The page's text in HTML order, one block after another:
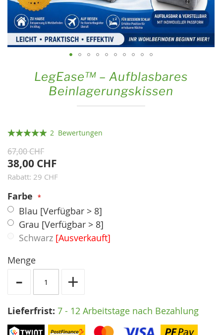
AnfangLegEase™ – Aufblasbares
Beinlagerungskissen
Bewertung:2 Bewertungen
67,00 CHF
38,00 CHF
Rabatt: 29 CHF
Farbe
Blau [Verfügbar > 8]
Grau [Verfügbar > 8]
Schwarz [Ausverkauft]
Menge
- +
Lieferfrist: 7 - 12 Arbeitstage nach Bezahlung